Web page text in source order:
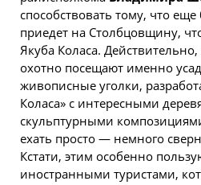
способствовать тому, что
приедет на Столбцовщину,
Якуба Коласа.
охотно посещают именно
живописные уголки,
Коласа» с интересными
скульптурными
ехать просто — немного
Кстати, этим особенно
иностранными туристами,